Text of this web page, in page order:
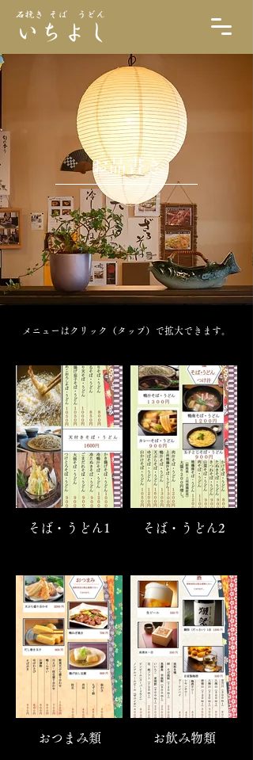
お品書き
メニューはクリック（タップ）で拡大できます。
そば・うどん1 そば・うどん2
おつまみ類 お飲み物類